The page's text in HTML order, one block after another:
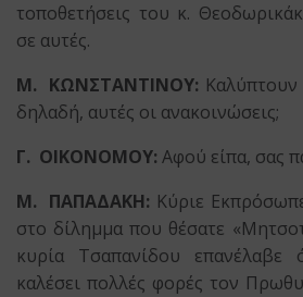
τοποθετήσεις του κ.
σε αυτές.
Μ. ΚΩΝΣΤΑΝΤΙΝΟΥ:
δηλαδή, αυτές οι ανακοινώσεις;
Γ. ΟΙΚΟΝΟΜΟΥ:Αφού είπα, σας
Μ. ΠΑΠΑΔΑΚΗ: Κύριε
στο δίλημμα που θέσατε
κυρία Τσαπανίδου επανέλαβε
καλέσει πολλές φορές τον